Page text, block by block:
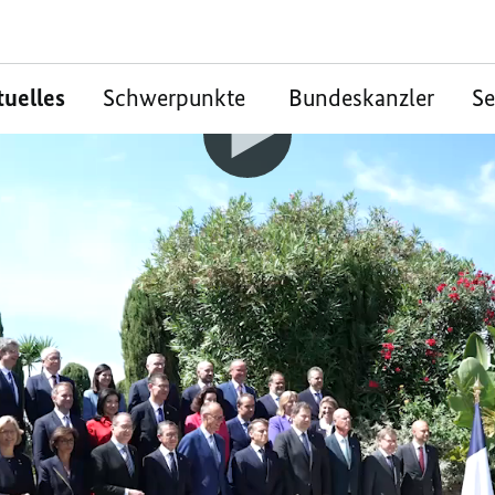
Schwerpunkte Bundeskanzler
vom deutsch-
Ministerrat in
in einer Welt sichern, deren
ändere: Diese Herausforderungen
gemeinsam bewältigen. Das